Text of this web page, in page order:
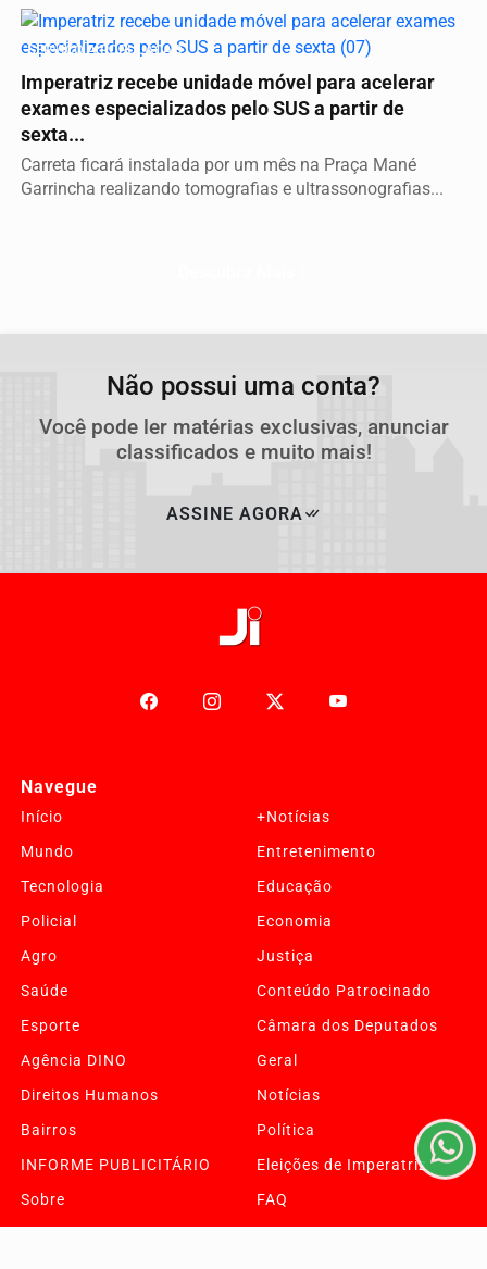
SERVIÇO A POPULAÇÃO
Imperatriz recebe unidade móvel para acelerar
exames especializados pelo SUS a partir de
sexta...
Carreta ficará instalada por um mês na Praça Mané
Garrincha realizando tomografias e ultrassonografias...
Não possui uma conta?
Você pode ler matérias exclusivas, anunciar
classificados e muito mais!
ASSINE AGORA
Navegue
Início
+Notícias
Mundo
Entretenimento
Tecnologia
Educação
Policial
Economia
Agro
Justiça
Saúde
Conteúdo Patrocinado
Esporte
Câmara dos Deputados
Agência DINO
Geral
Direitos Humanos
Notícias
Bairros
Política
INFORME PUBLICITÁRIO
Eleições de Imperatriz
Sobre
FAQ
Termos de Uso e Privacidade
Esse site utiliza cookies para melhorar sua experiência
de navegação. Ao continuar o acesso, entendemos que
Privacidade.
PARA MAIS INFORMAÇÕES,
ACESSE NOSSOS TERMOS
PROSSEGUIR